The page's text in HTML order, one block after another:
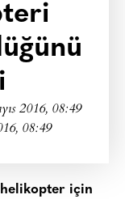
2016, 08:49
08:49
helikopter için